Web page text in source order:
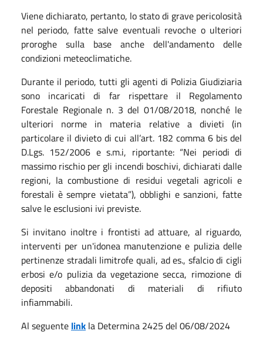
Viene dichiarato, pertanto, lo stato di grave pericolosità
nel periodo, fatte salve eventuali revoche o ulteriori
proroghe sulla base anche dell'andamento delle
condizioni meteoclimatiche.
Durante il periodo, tutti gli agenti di Polizia Giudiziaria
sono incaricati di far rispettare il Regolamento
Forestale Regionale n. 3 del 01/08/2018, nonché le
ulteriori norme in materia relative a divieti (in
particolare il divieto di cui all’art. 182 comma 6 bis del
D.Lgs. 152/2006 e s.m.i, riportante: “Nei periodi di
massimo rischio per gli incendi boschivi, dichiarati dalle
regioni, la combustione di residui vegetali agricoli e
forestali è sempre vietata”), obblighi e sanzioni, fatte
salve le esclusioni ivi previste.
Si invitano inoltre i frontisti ad attuare, al riguardo,
interventi per un'idonea manutenzione e pulizia delle
pertinenze stradali limitrofe quali, ad es., sfalcio di cigli
erbosi e/o pulizia da vegetazione secca, rimozione di
depositi abbandonati di materiali di rifiuto
infiammabili.
Al seguente link la Determina 2425 del 06/08/2024